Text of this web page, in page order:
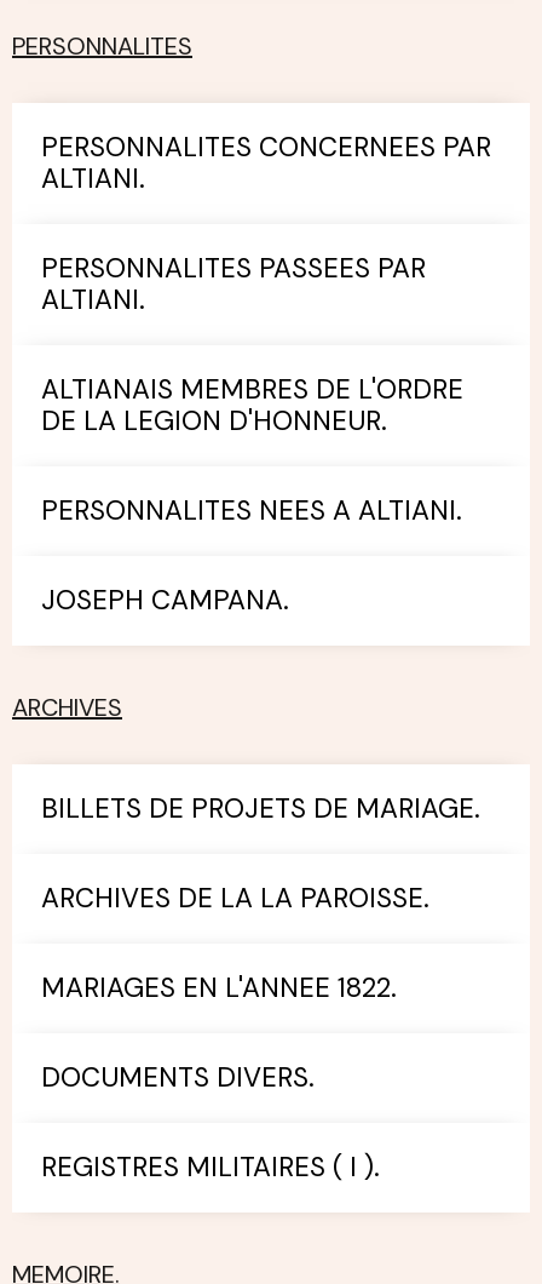
PERSONNALITES
PERSONNALITES CONCERNEES PAR
ALTIANI.
PERSONNALITES PASSEES PAR
ALTIANI.
ALTIANAIS MEMBRES DE L'ORDRE
DE LA LEGION D'HONNEUR.
PERSONNALITES NEES A ALTIANI.
JOSEPH CAMPANA.
ARCHIVES
BILLETS DE PROJETS DE MARIAGE.
ARCHIVES DE LA LA PAROISSE.
MARIAGES EN L'ANNEE 1822.
DOCUMENTS DIVERS.
REGISTRES MILITAIRES ( I ).
MEMOIRE.